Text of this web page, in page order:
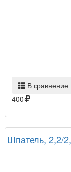
В сравнение
400
Шпатель, 2,2/